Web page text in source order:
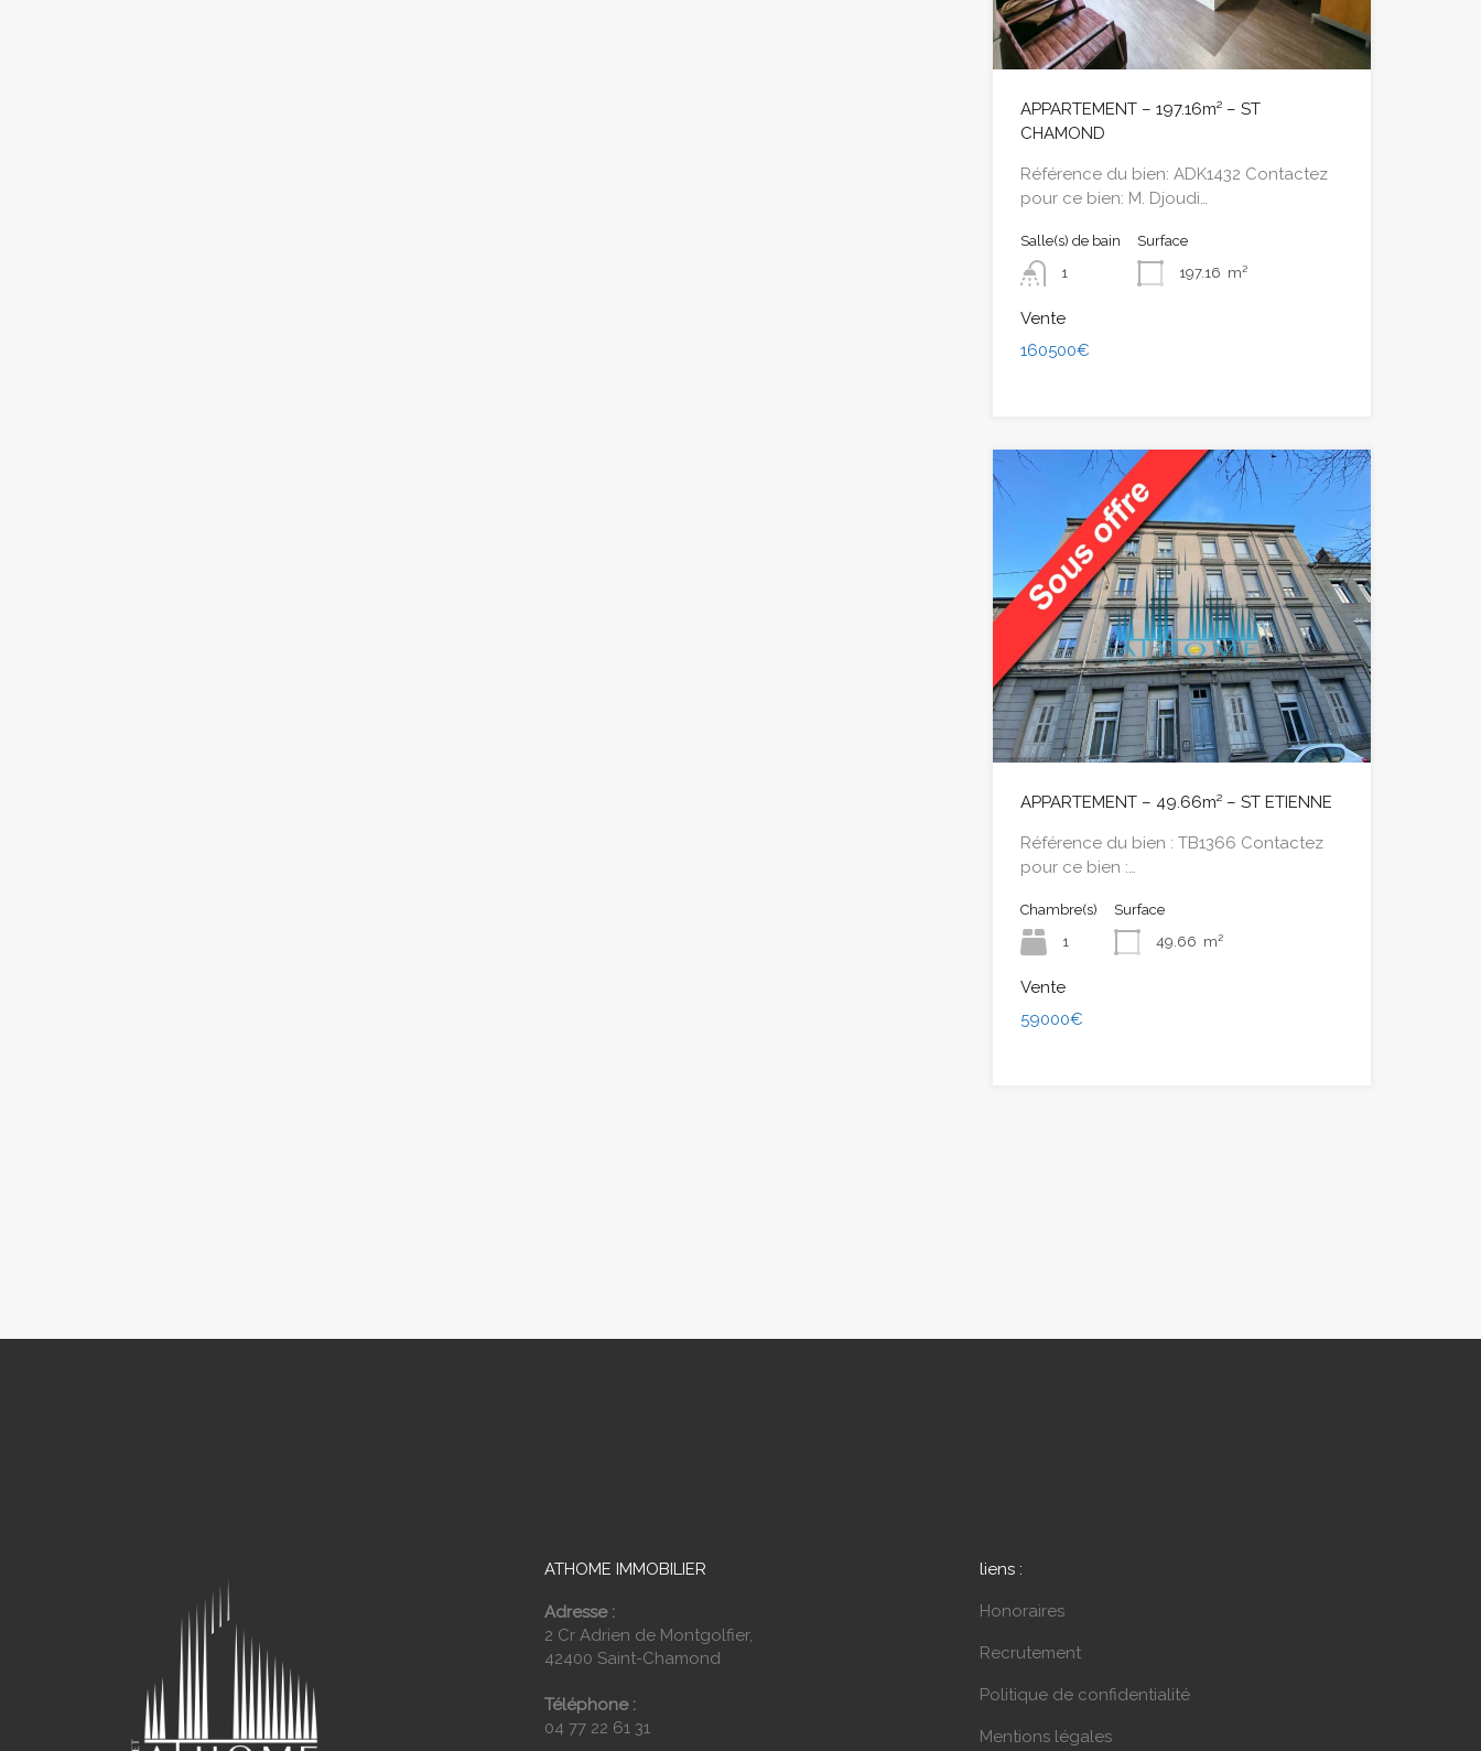
APPARTEMENT – 197.16m² – ST
CHAMOND
Référence du bien: ADK1432 Contactez
pour ce bien: M. Djoudi…
Salle(s) de bain
1
Surface
197.16 m²
Vente
160500€
APPARTEMENT – 49.66m² – ST ETIENNE
Référence du bien : TB1366 Contactez
pour ce bien :…
Chambre(s)
1
Surface
49.66 m²
Vente
59000€
ATHOME IMMOBILIER
Adresse :
2 Cr Adrien de Montgolfier,
42400 Saint-Chamond
Téléphone :
04 77 22 61 31
liens :
Honoraires
Recrutement
Politique de confidentialité
Mentions légales